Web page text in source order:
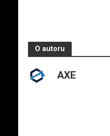
O autoru
AXE